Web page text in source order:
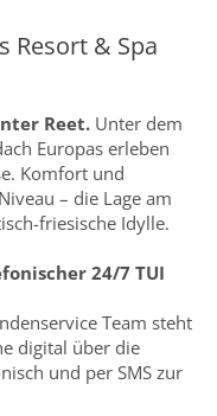
Resort & Spa
Reet. Unter dem
Europas erleben
Komfort und
– die Lage am
friesische Idylle.
24/7 TUI
Team steht
digital über die
und per SMS zur